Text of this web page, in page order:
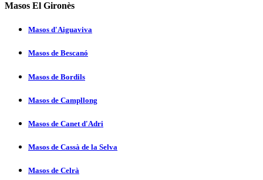
Masos El Gironès
Masos d'Aiguaviva
Masos de Bescanó
Masos de Bordils
Masos de Campllong
Masos de Canet d'Adri
Masos de Cassà de la Selva
Masos de Celrà